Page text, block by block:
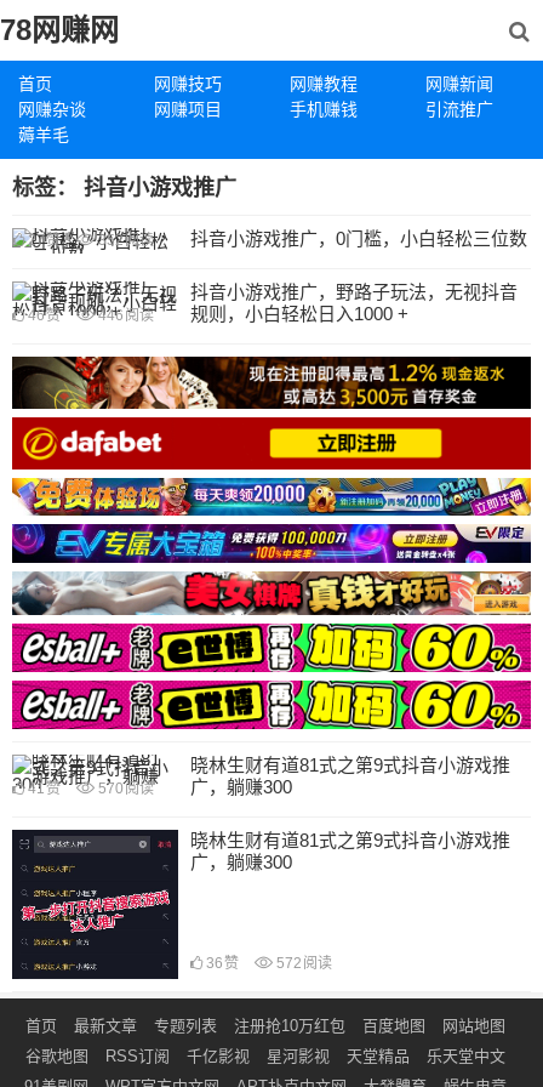
78网赚网
首页 网赚技巧 网赚教程
网赚新闻
网赚杂谈
网赚项目 手机赚钱
引流推广
薅羊毛
标签： 抖音小游戏推广
抖音小游戏推广，0门槛，小白轻松三位数
27赞 352阅读
抖音小游戏推广，野路子玩法，无视抖音
规则，小白轻松日入1000 +
46赞 446 阅读
晓林生财有道81式之第9式抖音小游戏推
广，躺赚300
41赞 570阅读
晓林生财有道81式之第9式抖音小游戏推
广，躺赚300
36 赞 572 阅读
首页 最新文章 专题列表 注册抢10万红包 百度地图
网站地图
谷歌地图
RSS订阅 千亿影视 星河影视 天堂精品
乐天堂中文